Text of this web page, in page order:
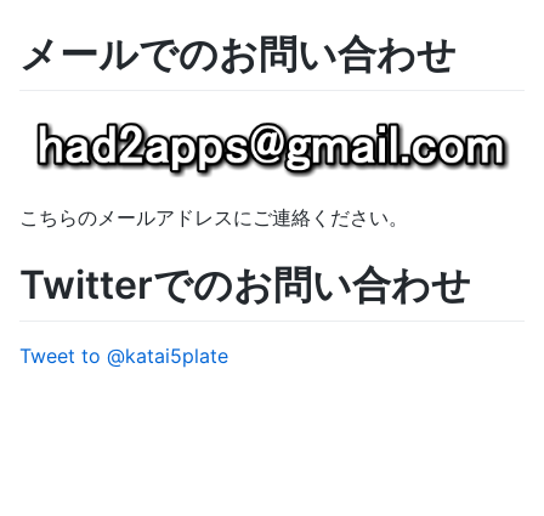
メールでのお問い合わせ
こちらのメールアドレスにご連絡ください。
Twitterでのお問い合わせ
Tweet to @katai5plate